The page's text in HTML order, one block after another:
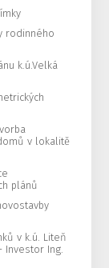
rodinného
k.ú.Velká
v lokalitě
plánů
v k.ú. Liteň
Investor Ing.